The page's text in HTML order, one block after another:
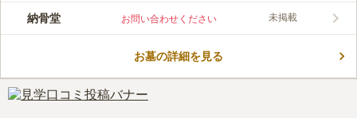
「一般墓」「モニュメント葬（樹木葬）」「永代供養墓」「納骨
堂」があり、利用人数や屋内外、供養形式などでタイプがわかれ
藤子・F・不二雄ふるさとギャラリー」がありますので、お参り
この霊園はまだ誰からも評価されていません。
納骨堂 お問い合わせください 未掲載
お墓の詳細を見る